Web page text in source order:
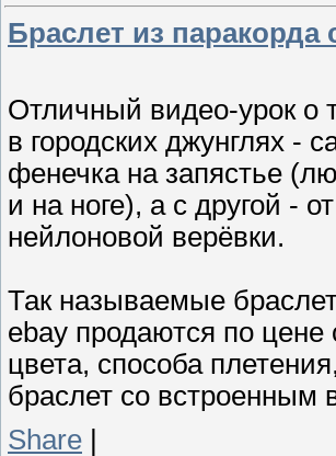
Браслет из паракорда
Отличный видео-урок о
в городских джунглях -
фенечка на запястье
и на ноге), а с другой -
нейлоновой верёвки.
Так называемые
ebay продаются по цене
цвета, способа
браслет со встроенным
Share